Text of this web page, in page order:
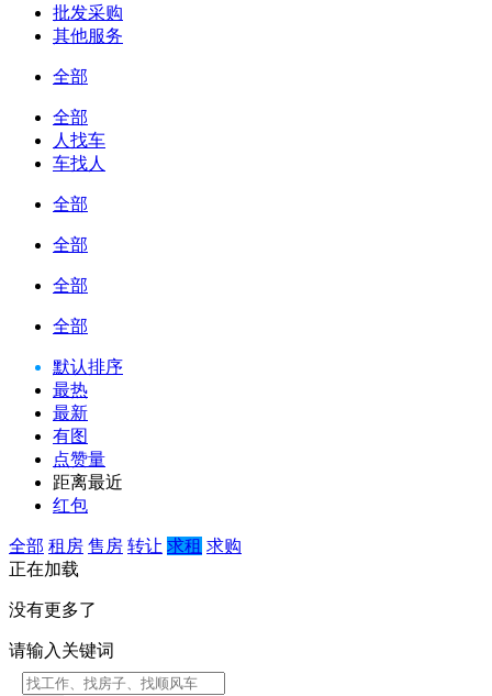
批发采购
其他服务
全部
全部
人找车
车找人
全部
全部
全部
全部
默认排序
最热
最新
有图
点赞量
距离最近
红包
全部 租房 售房 转让 求租 求购
正在加载
没有更多了
请输入关键词